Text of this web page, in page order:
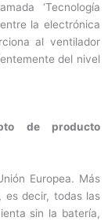
‘Tecnología
la electrónica
al ventilador
del nivel
de producto
Europea. Más
decir, todas las
sin la batería,